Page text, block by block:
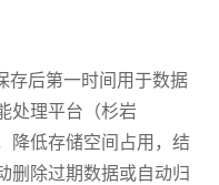
存后第一时间用于数据
处理平台（杉岩
降低存储空间占用，结
删除过期数据或自动归